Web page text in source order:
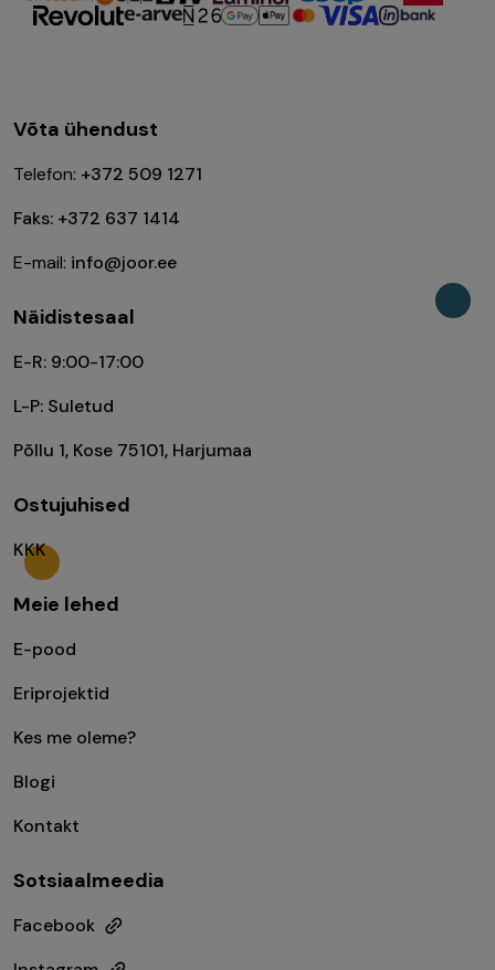
Võta ühendust
Telefon: +372 509 1271
Faks: +372 637 1414
E-mail: info@joor.ee
Näidistesaal
E-R: 9:00-17:00
L-P: Suletud
Põllu 1, Kose 75101, Harjumaa
Ostujuhised
KKK
Meie lehed
E-pood
Eriprojektid
Kes me oleme?
Blogi
Kontakt
Sotsiaalmeedia
Facebook